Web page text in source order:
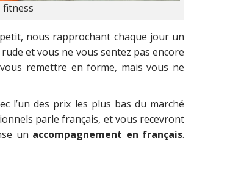
fitness
nous rapprochant chaque jour un
et vous ne vous sentez pas encore
remettre en forme, mais vous ne
l’un des prix les plus bas du marché
parle français, et vous recevront
un accompagnement en français.